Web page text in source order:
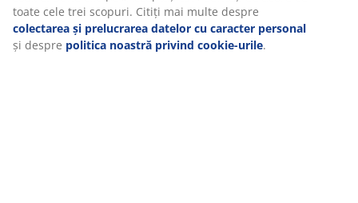
Specificații